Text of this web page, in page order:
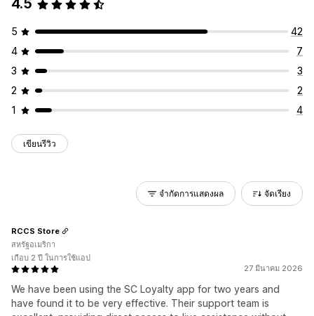
4.5
5
42
4
7
3
3
2
2
1
4
เขียนรีวิว
จำกัดการแสดงผล จัดเรียง
27 มีนาคม 2026
We have been using the SC Loyalty app for two years and
have found it to be very effective. Their support team is
RCCS Store
สหรัฐอเมริกา
เกือบ 2 ปี ในการใช้แอป